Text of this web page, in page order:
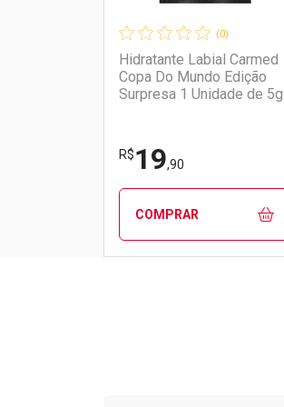
(0)
Hidratante Labial Carmed
Copa Do Mundo Edição
Surpresa 1 Unidade de 5g
R$19,90
COMPRAR